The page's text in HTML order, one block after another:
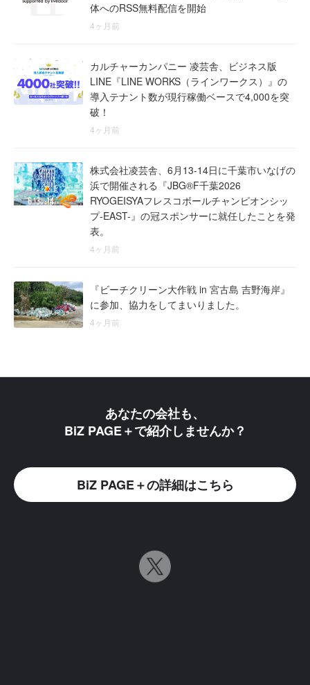
体へのRSS無料配信を開始
4ヶ月前
カルチャーカンパニー 凌芸舎、ビジネス版
LINE『LINE WORKS（ラインワークス）』の
導入テナント数が現行稼働ベースで4,000を突
破！
4ヶ月前
株式会社凌芸舎、6月13-14日に千葉市いなげの
浜で開催される『JBG®F千葉2026
RYOGEISYAフレスコボールチャンピオンシッ
プ-EAST-』の冠スポンサーに就任したことを発
表。
4ヶ月前
『ビーチクリーン大作戦 in 宮古島 吉野海岸』
に参加、協力をしてまいりました。
4ヶ月前
あなたの会社も、
BiZ PAGE＋で紹介しませんか？
BiZ PAGE＋の詳細はこちら